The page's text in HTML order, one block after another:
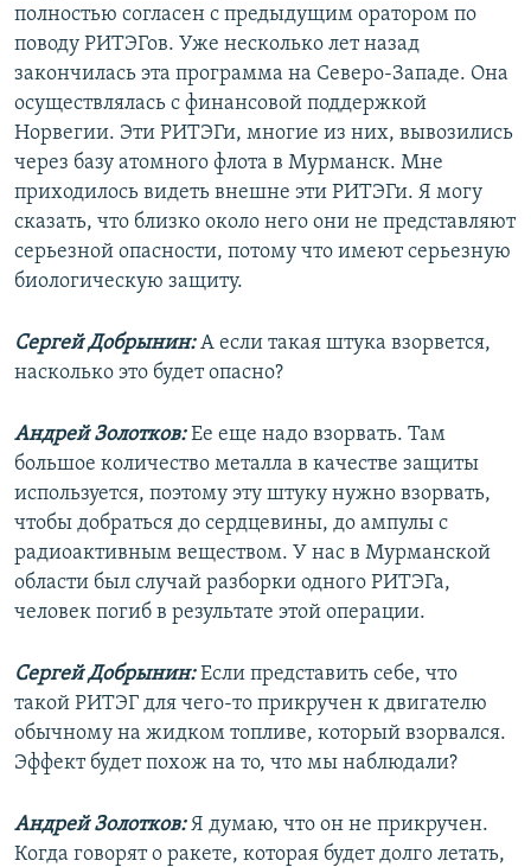
полностью согласен с предыдущим оратором по
поводу РИТЭГов. Уже несколько лет назад
закончилась эта программа на Северо-Западе. Она
осуществлялась с финансовой поддержкой
Норвегии. Эти РИТЭГи, многие из них, вывозились
через базу атомного флота в Мурманск. Мне
приходилось видеть внешне эти РИТЭГи. Я могу
сказать, что близко около него они не представляют
серьезной опасности, потому что имеют серьезную
биологическую защиту.
Сергей Добрынин:А если такая штука взорвется,
насколько это будет опасно?
Андрей Золотков:Ее еще надо взорвать. Там
большое количество металла в качестве защиты
используется, поэтому эту штуку нужно взорвать,
чтобы добраться до сердцевины, до ампулы с
радиоактивным веществом. У нас в Мурманской
области был случай разборки одного РИТЭГа,
человек погиб в результате этой операции.
Сергей Добрынин:Если представить себе, что
такой РИТЭГ для чего-то прикручен к двигателю
обычному на жидком топливе, который взорвался.
Эффект будет похож на то, что мы наблюдали?
Андрей Золотков:Я думаю, что он не прикручен.
Когда говорят о ракете, которая будет долго летать,